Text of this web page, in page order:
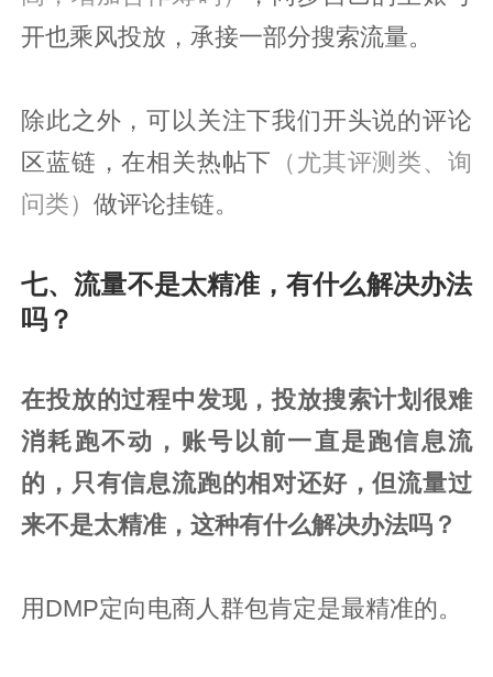
开也乘风投放，承接一部分搜索流量。
除此之外，可以关注下我们开头说的评论
区蓝链，在相关热帖下 （尤其评测类、询
问类）做评论挂链。
七、流量不是太精准，有什么解决办法
吗？
在投放的过程中发现，投放搜索计划很难
消耗跑不动，账号以前一直是跑信息流
的，只有信息流跑的相对还好，但流量过
来不是太精准，这种有什么解决办法吗？
用DMP定向电商人群包肯定是最精准的。